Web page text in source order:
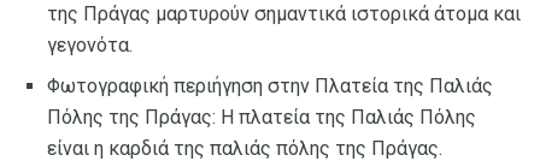
της Πράγας μαρτυρούν σημαντικά ιστορικά άτομα και
γεγονότα.
Φωτογραφική περιήγηση στην Πλατεία της Παλιάς
Πόλης της Πράγας: Η πλατεία της Παλιάς Πόλης
είναι η καρδιά της παλιάς πόλης της Πράγας.